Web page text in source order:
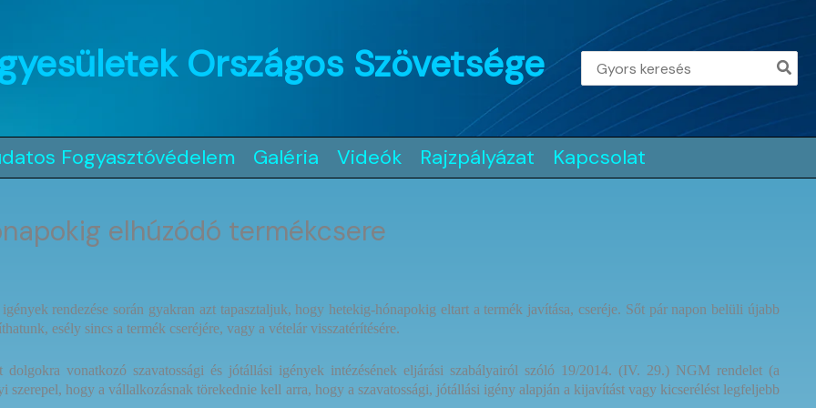
Országos Szövetsége
Search
for:
Fogyasztóvédelem Galéria Videók Rajzpályázat Kapcsolat
elhúzódó termékcsere
rendezése során gyakran azt tapasztaljuk, hogy hetekig-hónapokig eltart a termék javítása, cseréje. Sőt pár napon belüli újabb
esély sincs a termék cseréjére, vagy a vételár visszatérítésére.
vonatkozó szavatossági és jótállási igények intézésének eljárási szabályairól szóló 19/2014. (IV. 29.) NGM rendelet (a
hogy a vállalkozásnak törekednie kell arra, hogy a szavatossági, jótállási igény alapján a kijavítást vagy kicserélést legfeljebb